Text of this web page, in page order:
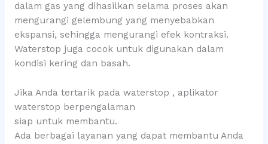
dalam gas yang dihasilkan selama proses akan
mengurangi gelembung yang menyebabkan
ekspansi, sehingga mengurangi efek kontraksi.
Waterstop juga cocok untuk digunakan dalam
kondisi kering dan basah.
Jika Anda tertarik pada waterstop , aplikator
waterstop berpengalaman
siap untuk membantu.
Ada berbagai layanan yang dapat membantu Anda